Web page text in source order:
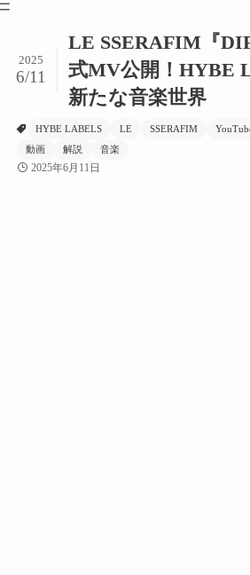
LE SSERAFIM『
式MV公開！HYBE
新たな音楽世界
2025
6/11
HYBE LABELS LE SSERAFIM
動画
解説 音楽
2025年6月11日